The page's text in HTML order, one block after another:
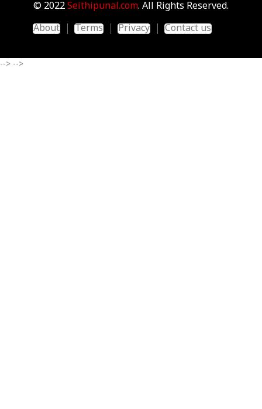
© 2022 Seithipunal.com. All Rights Reserved.
About
Terms Privacy Contact us
--> -->